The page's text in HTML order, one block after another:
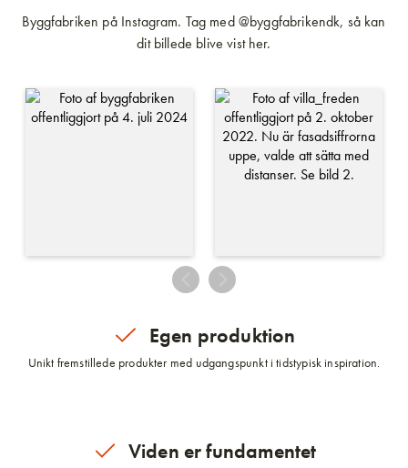
Byggfabriken på Instagram. Tag med @byggfabrikendk, så kan
dit billede blive vist her.
Egen produktion
Unikt fremstillede produkter med udgangspunkt i tidstypisk inspiration.
Viden er fundamentet